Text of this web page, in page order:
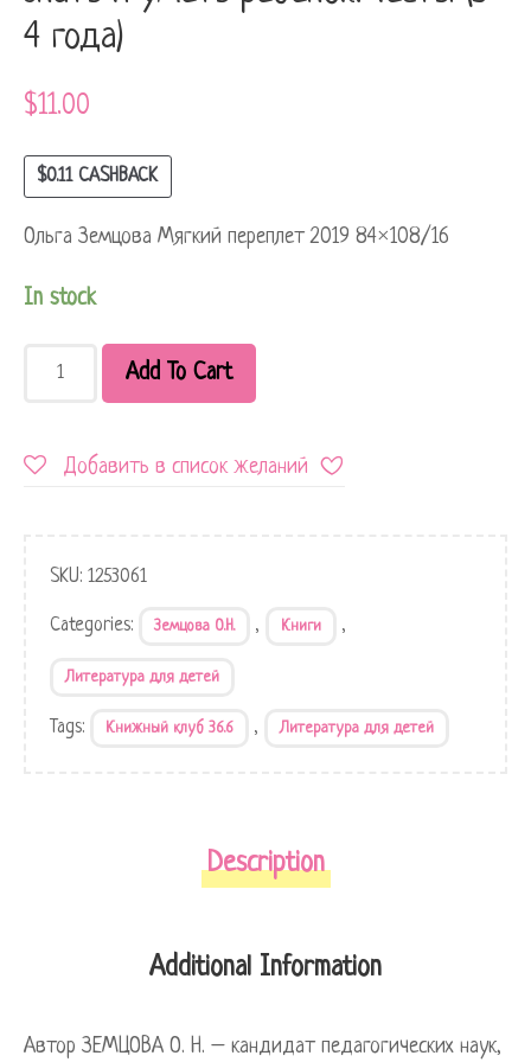
4 года)
$11.00
$0.11CASHBACK
Ольга Земцова Мягкий переплет 2019 84×108/16
In stock
Add To Cart
Добавить в список желаний
SKU: 1253061
Categories: Земцова О.Н. , Книги ,
Литература для детей
Tags: Книжный клуб 36.6 , Литература для детей
Description
Additional Information
Автор ЗЕМЦОВА О. Н. – кандидат педагогических наук,